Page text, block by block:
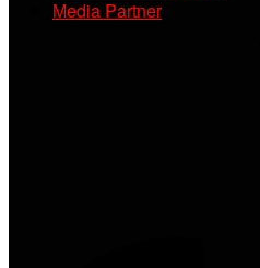
Media Partner